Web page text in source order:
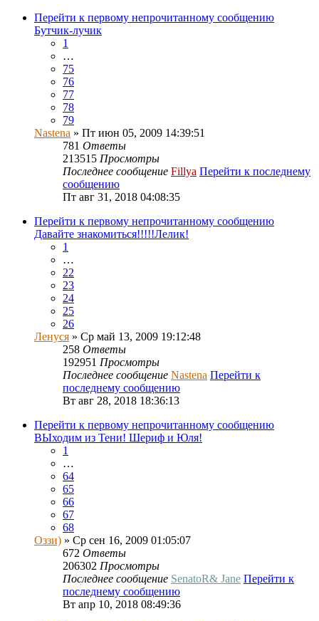
Перейти к первому непрочитанному сообщению
Бутчик-лучик
1
…
75
76
77
78
79
Nastena » Пт июн 05, 2009 14:39:51
781 Ответы
213515 Просмотры
Последнее сообщение Fillya Перейти к последнему
сообщению
Пт авг 31, 2018 04:08:35
Перейти к первому непрочитанному сообщению
Давайте знакомиться!!!!!Лелик!
1
…
22
23
24
25
26
Ленуся » Ср май 13, 2009 19:12:48
258 Ответы
192951 Просмотры
Последнее сообщение Nastena Перейти к
последнему сообщению
Вт авг 28, 2018 18:36:13
Перейти к первому непрочитанному сообщению
ВЫходим из Тени! Шериф и Юля!
1
…
64
65
66
67
68
Оззи) » Ср сен 16, 2009 01:05:07
672 Ответы
206302 Просмотры
Последнее сообщение SenatoR& Jane Перейти к
последнему сообщению
Вт апр 10, 2018 08:49:36